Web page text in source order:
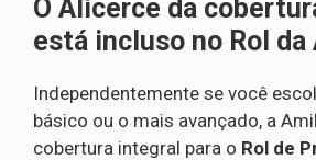
O Alicerce da
está incluso no Rol da
Independentemente se você
básico ou o mais avançado, a
cobertura integral para o Rol de